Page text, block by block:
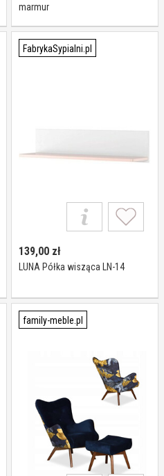
marmur
FabrykaSypialni.pl
139,00 zł
LUNA Półka wisząca LN-14
family-meble.pl